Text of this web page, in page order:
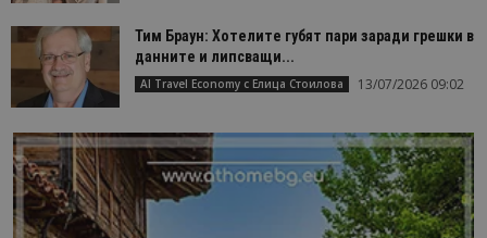
Тим Браун: Хотелите губят пари заради грешки в
данните и липсващи...
AI Travel Economy с Елица Стоилова 13/07/2026 09:02
бисквитка
на
генериран
номер
на
се
всяка